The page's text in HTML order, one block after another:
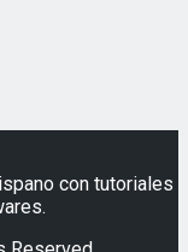
con tutoriales